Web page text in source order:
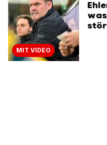
MIT VIDEO